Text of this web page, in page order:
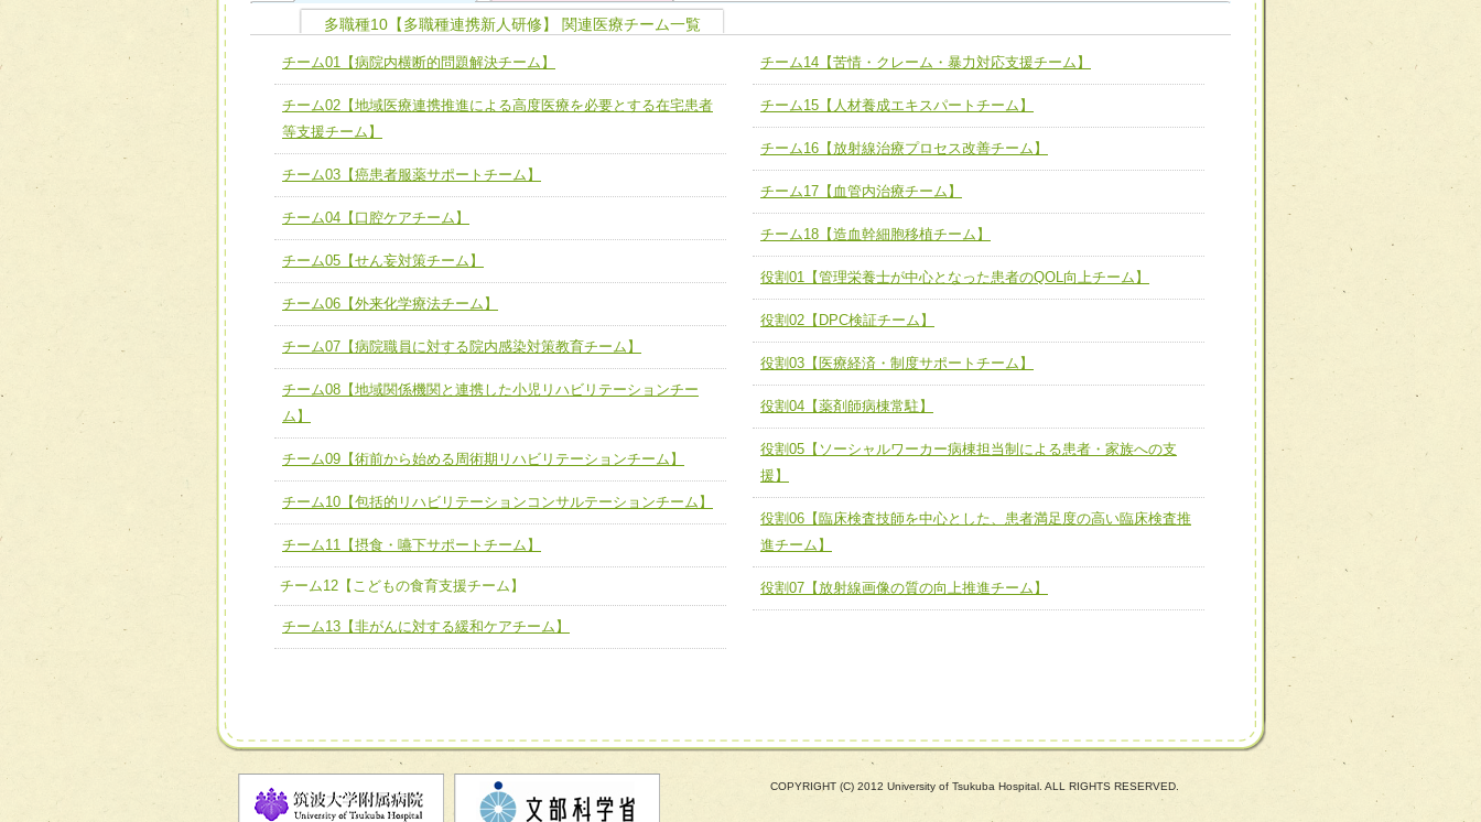
ユニット１ 医療人としての基礎能力
全人的医療を実践する医療人として、必要な基礎能力を身につ
ける
必要に応じて柔軟に医療チームを組織し、強調できる
ユニット３ 多職種連携力
他職種の視点とスキルを学び、相互理解と連携を深める
ユニット４ 専門能力拡大・向上
各職種のスキルを拡大・向上させ、新たな可能性を広げる
人材養成のためのマネジメントおよび効果的な指導ができる
チーム01【病院内横断的問題解決チーム】
チーム02【地域医療連携推進による高度医療を必要とする在
宅患者等支援チーム】
チーム05【せん妄対策チーム】
チーム06【外来化学療法チーム】
チーム07【病院職員に対する院内感染対策教育チーム】
チーム08【地域関係機関と連携した小児リハビリテーション
チーム09【術前から始める周術期リハビリテーションチー
ム】
チーム10【包括的リハビリテーションコンサルテーションチ
ーム】
チーム11【摂食・嚥下サポートチーム】
チーム12【こどもの食育支援チーム】
チーム14【苦情・クレーム・暴力対応支援チーム】
チーム15【人材養成エキスパートチーム】
チーム18【造血幹細胞移植チーム】
役割01【管理栄養士が中心となった患者のQOL向上チーム】
役割02【DPC検証チーム】
役割03【医療経済・制度サポートチーム】
役割04【薬剤師病棟常駐】
役割05【ソーシャルワーカー病棟担当制による患者・家族へ
の支援】
役割06【臨床検査技師を中心とした、患者満足度の高い臨床
検査推進チーム】
多職種10【多職種連携新人研修】 関連医療チーム一覧
チーム01【病院内横断的問題解決チーム】
チーム02【地域医療連携推進による高度医療を必要とする在宅患者
等支援チーム】
チーム03【癌患者服薬サポートチーム】
チーム04【口腔ケアチーム】
チーム05【せん妄対策チーム】
チーム06【外来化学療法チーム】
チーム07【病院職員に対する院内感染対策教育チーム】
チーム08【地域関係機関と連携した小児リハビリテーションチー
ム】
チーム09【術前から始める周術期リハビリテーションチーム】
チーム10【包括的リハビリテーションコンサルテーションチーム】
チーム11【摂食・嚥下サポートチーム】
チーム12【こどもの食育支援チーム】
チーム13【非がんに対する緩和ケアチーム】
チーム14【苦情・クレーム・暴力対応支援チーム】
チーム15【人材養成エキスパートチーム】
チーム16【放射線治療プロセス改善チーム】
チーム17【血管内治療チーム】
チーム18【造血幹細胞移植チーム】
役割01【管理栄養士が中心となった患者のQOL向上チーム】
役割02【DPC検証チーム】
役割03【医療経済・制度サポートチーム】
役割04【薬剤師病棟常駐】
役割05【ソーシャルワーカー病棟担当制による患者・家族への支
援】
役割06【臨床検査技師を中心とした、患者満足度の高い臨床検査推
進チーム】
役割07【放射線画像の質の向上推進チーム】
COPYRIGHT (C) 2012 University of Tsukuba Hospital. ALL RIGHTS RESERVED.